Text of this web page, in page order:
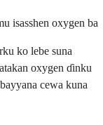
isasshen oxygen ba
ko lebe suna
oxygen ɗinku
cewa kuna